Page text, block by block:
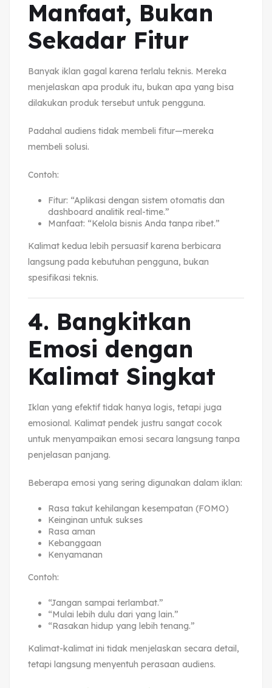
Manfaat, Bukan
Sekadar Fitur
Banyak iklan gagal karena terlalu teknis. Mereka
menjelaskan apa produk itu, bukan apa yang bisa
dilakukan produk tersebut untuk pengguna.
Padahal audiens tidak membeli fitur—mereka
membeli solusi.
Contoh:
Fitur: “Aplikasi dengan sistem otomatis dan
dashboard analitik real-time.”
Manfaat: “Kelola bisnis Anda tanpa ribet.”
Kalimat kedua lebih persuasif karena berbicara
langsung pada kebutuhan pengguna, bukan
spesifikasi teknis.
4. Bangkitkan
Emosi dengan
Kalimat Singkat
Iklan yang efektif tidak hanya logis, tetapi juga
emosional. Kalimat pendek justru sangat cocok
untuk menyampaikan emosi secara langsung tanpa
penjelasan panjang.
Beberapa emosi yang sering digunakan dalam iklan:
Rasa takut kehilangan kesempatan (FOMO)
Keinginan untuk sukses
Rasa aman
Kebanggaan
Kenyamanan
Contoh:
“Jangan sampai terlambat.”
“Mulai lebih dulu dari yang lain.”
“Rasakan hidup yang lebih tenang.”
Kalimat-kalimat ini tidak menjelaskan secara detail,
tetapi langsung menyentuh perasaan audiens.